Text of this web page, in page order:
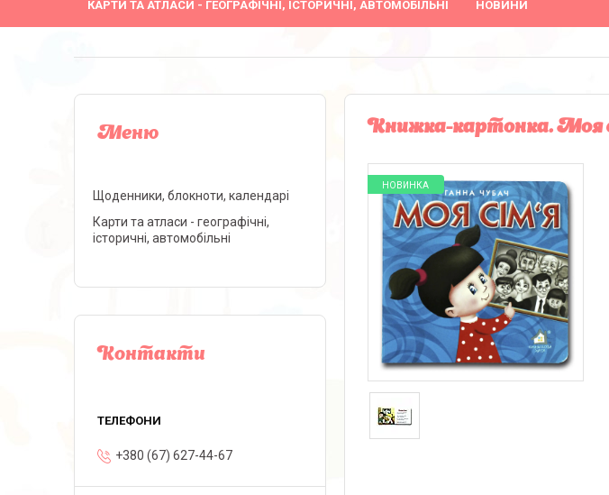
КАРТИ ТА АТЛАСИ - ГЕОГРАФІЧНІ, ІСТОРИЧНІ, АВТОМОБІЛЬНІ НОВИНИ
Книжка-картонка. Моя
НОВИНКА
Щоденники, блокноти, календарі
Карти та атласи - географічні,
історичні, автомобільні
Контакти
+380 (67) 627-44-67